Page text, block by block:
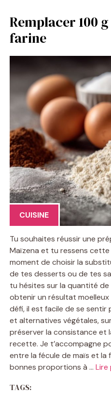
Remplacer 100
farine
CUISINE
Tu souhaites réussir une
Maïzena et tu ressens
moment de choisir la
de tes desserts ou de tes
tu hésites sur la quantité
obtenir un résultat
défi, il est facile de se
et alternatives végétales,
préserver la consistance et
recette. Je t’accompagne
entre la fécule de maïs et la
bonnes proportions à … Lire
TAGS: